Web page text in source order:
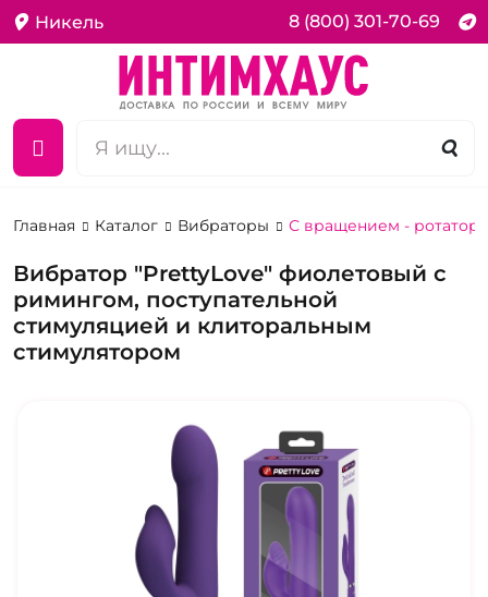
Никель 8 (800) 301-70-69
Главная Каталог Вибраторы С вращением -
Вибратор "PrettyLove" фиолетовый с
римингом, поступательной
стимуляцией и клиторальным
стимулятором